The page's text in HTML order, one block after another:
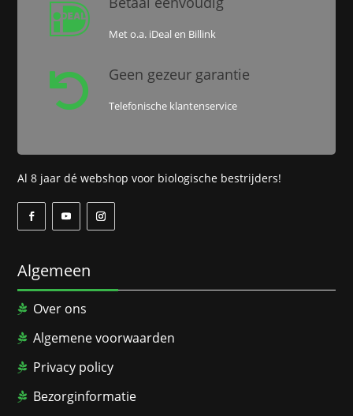
 Met o.a. iDeal en Billink
 Geen gezeur garantie
Telefonische klantenservice
Al 8 jaar dé webshop voor biologische bestrijders!
Algemeen
Over ons
Algemene voorwaarden
Privacy policy
Bezorginformatie